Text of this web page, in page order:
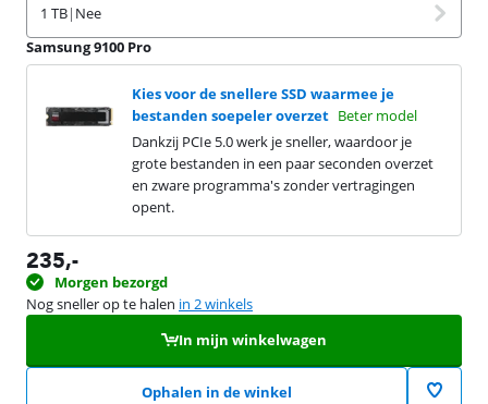
1 TB| Nee
Samsung 9100 Pro
Kies voor de snellere SSD waarmee je
bestanden soepeler overzet Beter model
Dankzij PCIe 5.0 werk je sneller, waardoor je
grote bestanden in een paar seconden overzet
en zware programma's zonder vertragingen
opent.
235,-
Morgen bezorgd
Nog sneller op te halen in 2 winkels
In mijn winkelwagen
Ophalen in de winkel